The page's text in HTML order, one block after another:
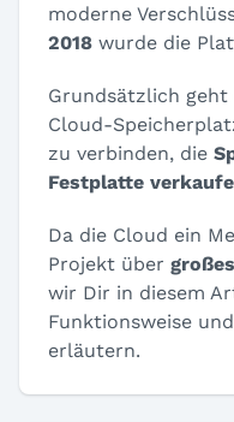
moderne
2018 wurde die
Grundsätzlich geht
Cloud-
zu verbinden, die
Festplatte
Da die Cloud ein
Projekt über
wir Dir in diesem
Funktionsweise
erläutern.